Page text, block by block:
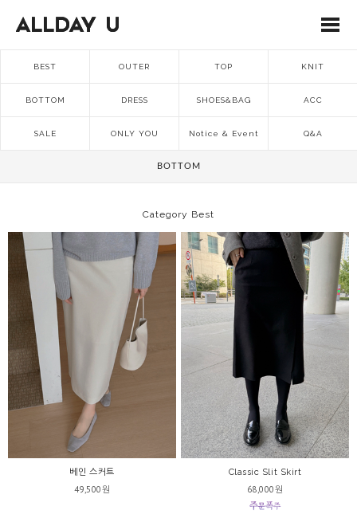
BEST OUTER TOP KNIT
BOTTOM DRESS SHOES&BAG ACC
SALE ONLY YOU Notice & Event Q&A
BOTTOM
Category Best
베인 스커트
49,500원
Classic Slit Skirt
68,000원